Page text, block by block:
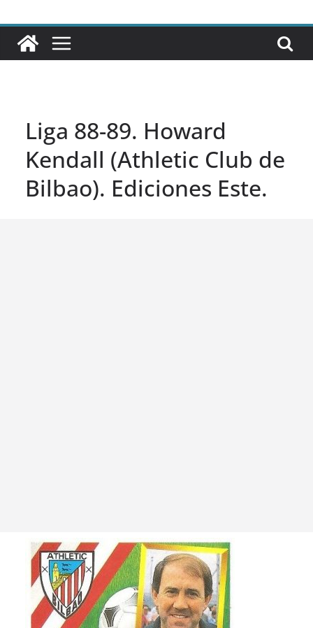
Liga 88-89. Howard
Kendall (Athletic Club de
Bilbao). Ediciones Este.